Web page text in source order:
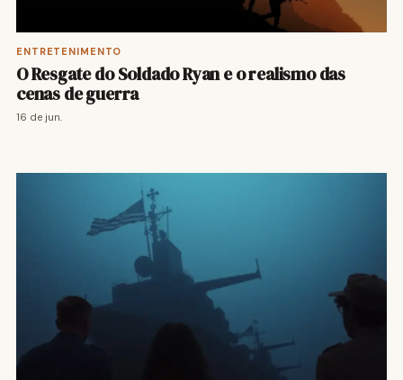
ENTRETENIMENTO
O Resgate do Soldado Ryan e o realismo das
cenas de guerra
16 de jun.